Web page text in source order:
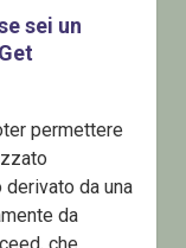
sei un
permettere
derivato da una
da